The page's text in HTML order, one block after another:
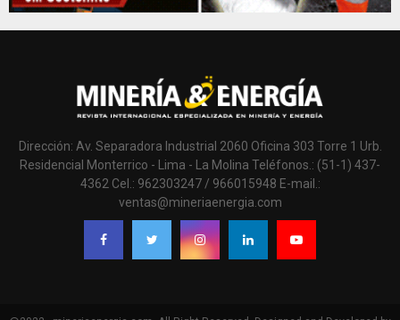
Dirección: Av. Separadora Industrial 2060 Oficina 303 Torre 1 Urb.
Residencial Monterrico - Lima - La Molina Teléfonos.: (51-1) 437-
4362 Cel.: 962303247 / 966015948 E-mail.:
ventas@mineriaenergia.com